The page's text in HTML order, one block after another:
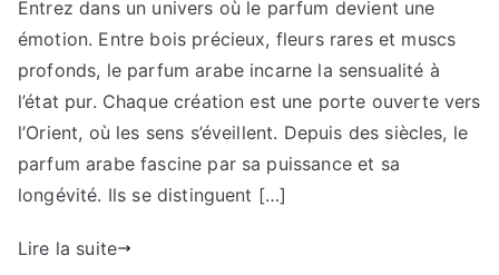
du
parfum
oriental
Entrez dans un univers où le parfum devient une
émotion. Entre bois précieux, fleurs rares et muscs
profonds, le parfum arabe incarne la sensualité à
l’état pur. Chaque création est une porte ouverte vers
l’Orient, où les sens s’éveillent. Depuis des siècles, le
parfum arabe fascine par sa puissance et sa
longévité. Ils se distinguent […]
Lire la suite